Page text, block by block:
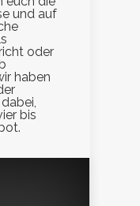
und auf
oder
haben
bis